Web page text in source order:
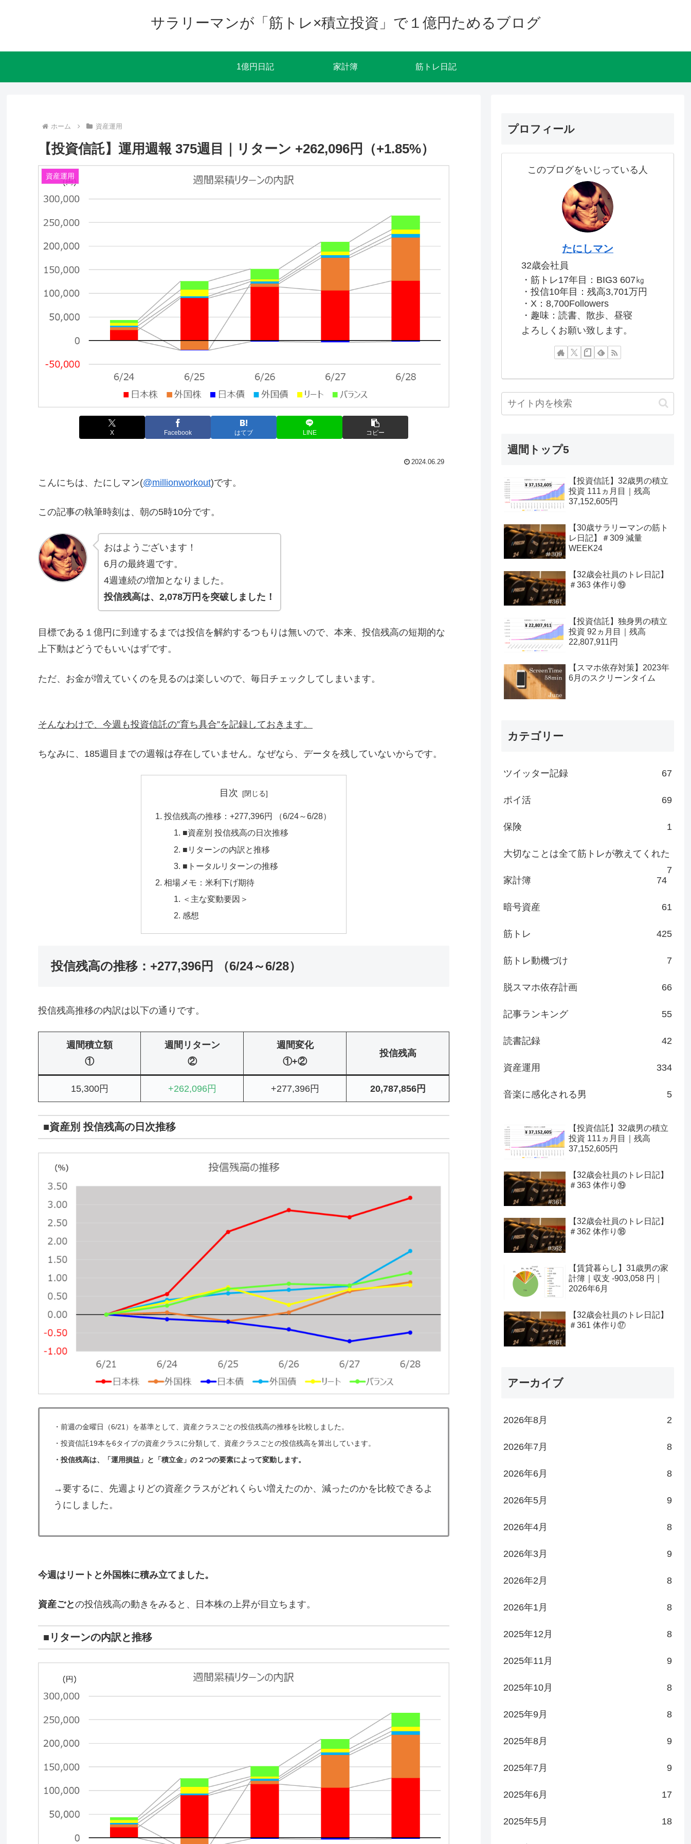
サラリーマンが「筋トレ×積立投資」で１億円ためるブログ
1億円日記 家計簿 筋トレ日記
ホーム 資産運用
【投資信託】運用週報 375週目｜リターン +262,096円（+1.85%）
資産運用
X Facebook はてブ LINE コピー
2024.06.29
こんにちは、たにしマン(@millionworkout)です。
この記事の執筆時刻は、朝の5時10分です。
おはようございます！
6月の最終週です。
4週連続の増加となりました。
投信残高は、2,078万円を突破しました！
目標である１億円に到達するまでは投信を解約するつもりは無いので、本来、投信残高の短期的な
上下動はどうでもいいはずです。
ただ、お金が増えていくのを見るのは楽しいので、毎日チェックしてしまいます。
そんなわけで、今週も投資信託の”育ち具合”を記録しておきます。
ちなみに、185週目までの週報は存在していません。なぜなら、データを残していないからです。
目次
投信残高の推移：+277,396円 （6/24～6/28）
■資産別 投信残高の日次推移
■リターンの内訳と推移
■トータルリターンの推移
相場メモ：米利下げ期待
＜主な変動要因＞
感想
投信残高の推移：+277,396円 （6/24～6/28）
投信残高推移の内訳は以下の通りです。
週間積立額
①
週間リターン
②
週間変化
①+②
投信残高
15,300円 +262,096円 +277,396円 20,787,856円
■資産別 投信残高の日次推移
・ 前週の金曜日（6/21）を基準として、資産クラスごとの投信残高の推移を比較しました。
・ 投資信託19本を6タイプの資産クラスに分類して、資産クラスごとの投信残高を算出しています。
・投信残高は、「運用損益」と「積立金」の２つの要素によって変動します。
→要するに、先週よりどの資産クラスがどれくらい増えたのか、減ったのかを比較できるよ
うにしました。
今週はリートと外国株に積み立てました。
資産ごとの投信残高の動きをみると、日本株の上昇が目立ちます。
■リターンの内訳と推移
プロフィール
このブログをいじっている人
たにしマン
32歳会社員
・筋トレ17年目：BIG3 607㎏
・投信10年目：残高3,701万円
・X：8,700Followers
・趣味：読書、散歩、昼寝
よろしくお願い致します。
週間トップ5
【投資信託】32歳男の積立
投資 111ヵ月目｜残高
37,152,605円
【30歳サラリーマンの筋ト
レ日記】＃309 減量
WEEK24
【32歳会社員のトレ日記】
＃363 体作り⑲
【投資信託】独身男の積立
投資 92ヵ月目｜残高
22,807,911円
【スマホ依存対策】2023年
6月のスクリーンタイム
カテゴリー
ツイッター記録 67
ポイ活 69
保険 1
大切なことは全て筋トレが教えてくれた
7
家計簿
74
暗号資産 61
筋トレ 425
筋トレ動機づけ 7
脱スマホ依存計画 66
記事ランキング 55
読書記録 42
資産運用 334
音楽に感化される男 5
【投資信託】32歳男の積立
投資 111ヵ月目｜残高
37,152,605円
【32歳会社員のトレ日記】
＃363 体作り⑲
【32歳会社員のトレ日記】
＃362 体作り⑱
【賃貸暮らし】31歳男の家
計簿｜収支 -903,058 円｜
2026年6月
【32歳会社員のトレ日記】
＃361 体作り⑰
アーカイブ
2026年8月 2
2026年7月 8
2026年6月 8
2026年5月 9
2026年4月 8
2026年3月 9
2026年2月 8
2026年1月 8
2025年12月 8
2025年11月 9
2025年10月 8
2025年9月 8
2025年8月 9
2025年7月 9
2025年6月 17
2025年5月 18